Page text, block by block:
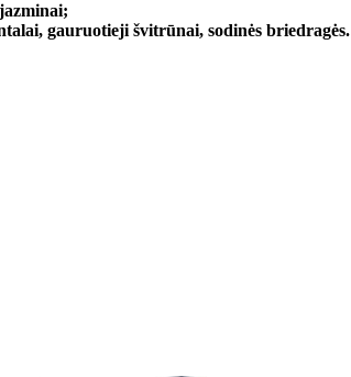
gauruotieji švitrūnai, sodinės briedragės.